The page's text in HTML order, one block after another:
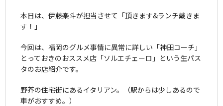
本日は、伊藤楽斗が担当させて「頂きます&ランチ戴きま
す！」
今回は、福岡のグルメ事情に異常に詳しい「神田コーチ」
とっておきのおススメ店「ソルエチェーロ」という生パス
タのお店紹介です。
野芥の住宅街にあるイタリアン。（駅からは少しあるので
車がおすすめ。）